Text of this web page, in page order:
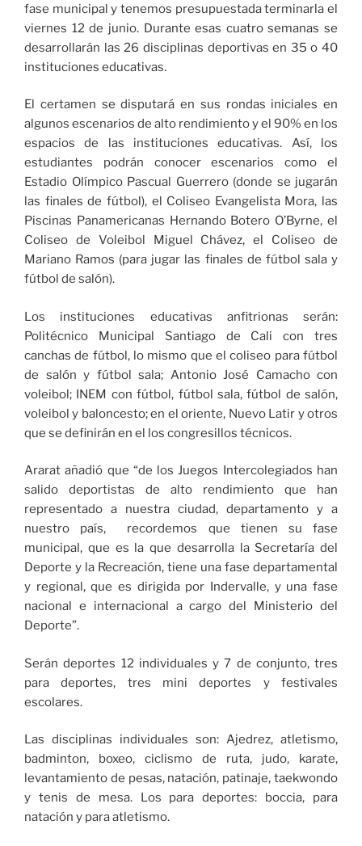
fase municipal y tenemos presupuestada terminarla el
viernes 12 de junio. Durante esas cuatro semanas se
desarrollarán las 26 disciplinas deportivas en 35 o 40
instituciones educativas.
El certamen se disputará en sus rondas iniciales en
algunos escenarios de alto rendimiento y el 90% en los
espacios de las instituciones educativas. Así, los
estudiantes podrán conocer escenarios como el
Estadio Olímpico Pascual Guerrero (donde se jugarán
las finales de fútbol), el Coliseo Evangelista Mora, las
Piscinas Panamericanas Hernando Botero O’Byrne, el
Coliseo de Voleibol Miguel Chávez, el Coliseo de
Mariano Ramos (para jugar las finales de fútbol sala y
fútbol de salón).
Los instituciones educativas anfitrionas serán:
Politécnico Municipal Santiago de Cali con tres
canchas de fútbol, lo mismo que el coliseo para fútbol
de salón y fútbol sala; Antonio José Camacho con
voleibol; INEM con fútbol, fútbol sala, fútbol de salón,
voleibol y baloncesto; en el oriente, Nuevo Latir y otros
que se definirán en el los congresillos técnicos.
Ararat añadió que “de los Juegos Intercolegiados han
salido deportistas de alto rendimiento que han
representado a nuestra ciudad, departamento y a
nuestro país, recordemos que tienen su fase
municipal, que es la que desarrolla la Secretaría del
Deporte y la Recreación, tiene una fase departamental
y regional, que es dirigida por Indervalle, y una fase
nacional e internacional a cargo del Ministerio del
Deporte”.
Serán deportes 12 individuales y 7 de conjunto, tres
para deportes, tres mini deportes y festivales
escolares.
Las disciplinas individuales son: Ajedrez, atletismo,
badminton, boxeo, ciclismo de ruta, judo, karate,
levantamiento de pesas, natación, patinaje, taekwondo
y tenis de mesa. Los para deportes: boccia, para
natación y para atletismo.